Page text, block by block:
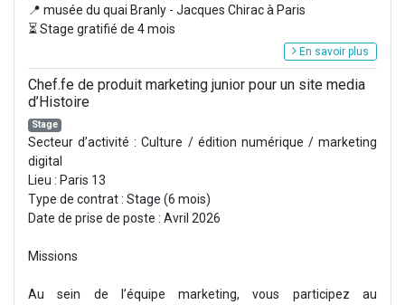
📍 musée du quai Branly - Jacques Chirac à Paris
⏳ Stage gratifié de 4 mois
En savoir plus
Chef.fe de produit marketing junior pour un site media
d’Histoire
Stage
Secteur d’activité : Culture / édition numérique / marketing
digital
Lieu : Paris 13
Type de contrat : Stage (6 mois)
Date de prise de poste : Avril 2026
Missions
Au sein de l’équipe marketing, vous participez au